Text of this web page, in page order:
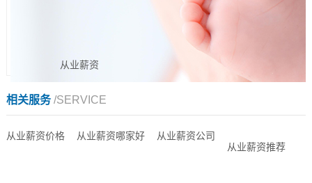
从业薪资
相关服务/SERVICE
从业薪资价格 从业薪资哪家好
从业薪资公司
从业薪资推荐